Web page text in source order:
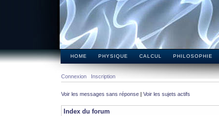
HOME PHYSIQUE CALCUL PHILOSOPHIE
Connexion Inscription
Voir les messages sans réponse | Voir les sujets actifs
Index du forum